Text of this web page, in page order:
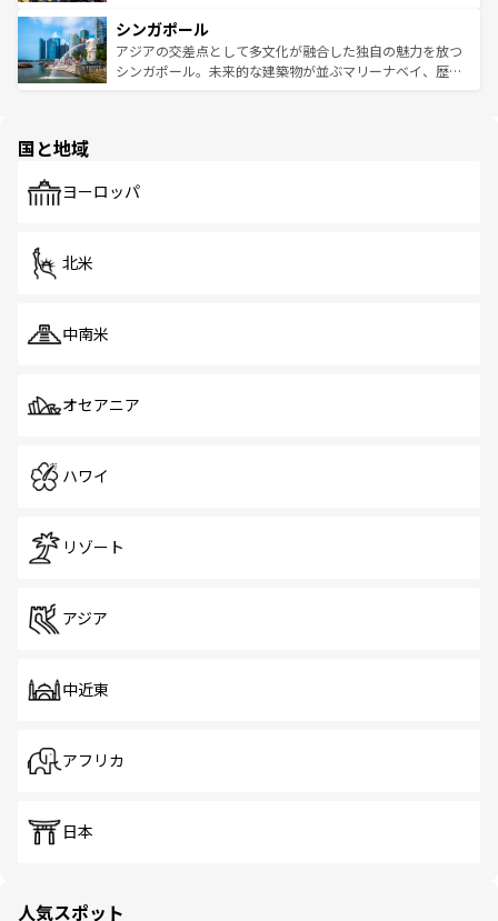
参照してほしい。
激する。気候は一年中温暖で、どの季節にも異なる楽しみ
が待っている。親しみやすいタイの人々、仏教を中心とし
た文化、そして多様な観光資源が、訪れる旅人を魅了し続
み、どこを訪れても感動するはず。観光スポットが密集し
ており、効率よく見どころを回れるのも魅力。息をのむよ
うな絶景から文化的な体験まで、香港を存分に楽しみ尽く
シンガポール
アジアの交差点として多文化が融合した独自の魅力を放つ
シンガポール。未来的な建築物が並ぶマリーナベイ、歴史
で、ホーカーズは地元の風情を楽しめる外せないスポット
国と地域
ヨーロッパ
北米
中南米
オセアニア
ハワイ
リゾート
アジア
中近東
アフリカ
日本
人気スポット